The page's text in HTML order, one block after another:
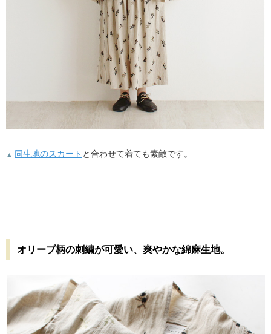
▲ 同生地のスカート と合わせて着ても素敵です。
オリーブ柄の刺繍が可愛い、爽やかな綿麻生地。